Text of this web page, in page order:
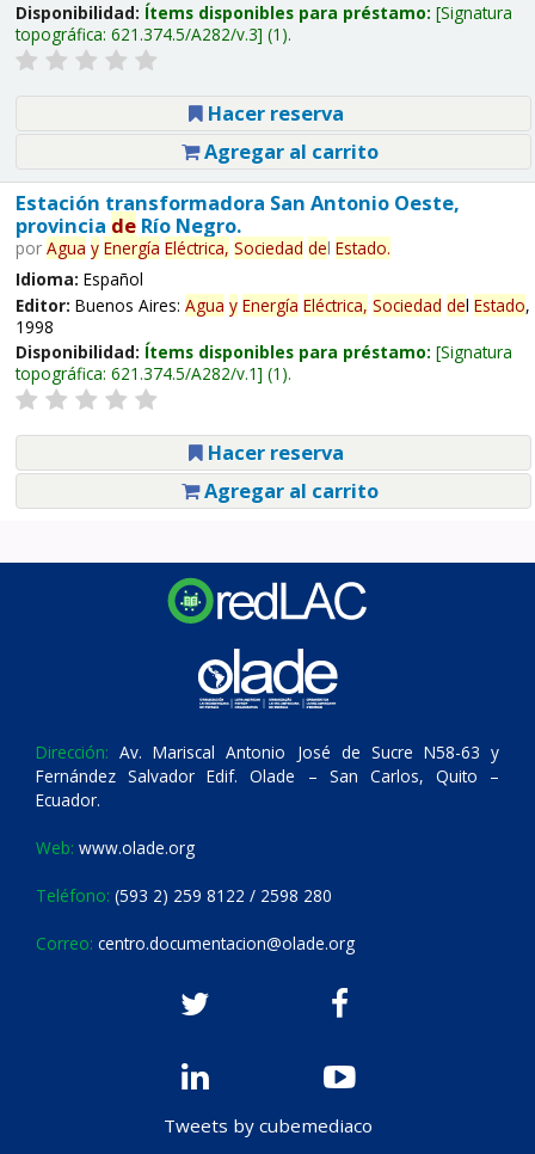
Disponibilidad: Ítems disponibles para préstamo: Signatura
topográfica: 621.374.5/A282/v.3 (1).
Hacer reserva
Agregar al carrito
Estación transformadora San Antonio Oeste,
provincia deRío Negro.
por Agua y Energía Eléctrica, Sociedad del Estado.
Idioma: Español
Editor: Buenos Aires: Agua y Energía Eléctrica, Sociedad del Estado,
1998
Disponibilidad: Ítems disponibles para préstamo: Signatura
topográfica: 621.374.5/A282/v.1 (1).
Hacer reserva
Agregar al carrito
Dirección: Av. Mariscal Antonio José de Sucre N58-63 y
Fernández Salvador Edif. Olade – San Carlos, Quito –
Ecuador.
Web: www.olade.org
Teléfono: (593 2) 259 8122 / 2598 280
Correo: centro.documentacion@olade.org
Tweets by cubemediaco